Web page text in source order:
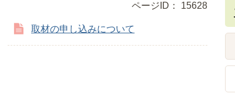
ページID： 15628
取材の申し込みについて